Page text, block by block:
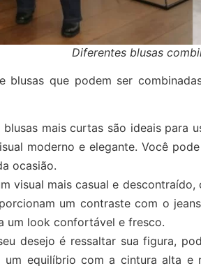
Diferentes blusas
blusas que podem ser
blusas mais curtas são ideais para
moderno e elegante. Você
ocasião.
visual mais casual e
um contraste com o
um look confortável e fresco.
desejo é ressaltar sua figura,
um equilíbrio com a cintura alta e